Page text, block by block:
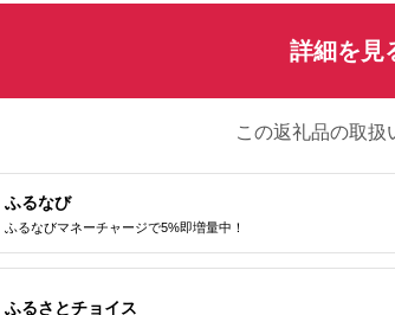
詳細を見
この返礼品の取扱
ふるなび
ふるなびマネーチャージで5%即増量中！
ふるさとチョイス